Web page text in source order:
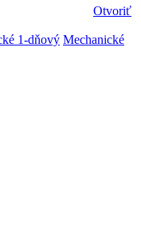
Otvoriť
1-dňový Mechanické